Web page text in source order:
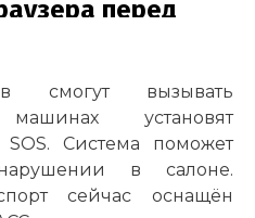
смогут вызывать
установят
Система поможет
в салоне.
сейчас оснащён